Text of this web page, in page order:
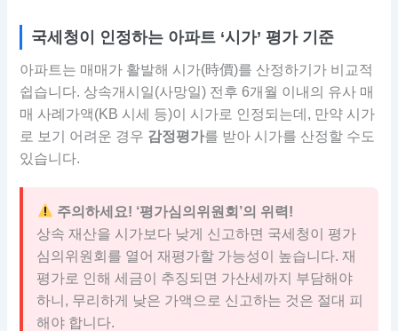
국세청이 인정하는 아파트 ‘시가’ 평가 기준
아파트는 매매가 활발해 시가(時價)를 산정하기가 비교적
쉽습니다. 상속개시일(사망일) 전후 6개월 이내의 유사 매
매 사례가액(KB 시세 등)이 시가로 인정되는데, 만약 시가
로 보기 어려운 경우 감정평가를 받아 시가를 산정할 수도
있습니다.
주의하세요! ‘평가심의위원회’의 위력!
상속 재산을 시가보다 낮게 신고하면 국세청이 평가
심의위원회를 열어 재평가할 가능성이 높습니다. 재
평가로 인해 세금이 추징되면 가산세까지 부담해야
하니, 무리하게 낮은 가액으로 신고하는 것은 절대 피
해야 합니다.